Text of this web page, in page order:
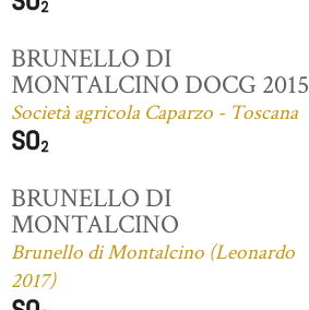
BRUNELLO DI
MONTALCINO DOCG 2015
Società agricola Caparzo - Toscana
BRUNELLO DI
MONTALCINO
Brunello di Montalcino (Leonardo
2017)